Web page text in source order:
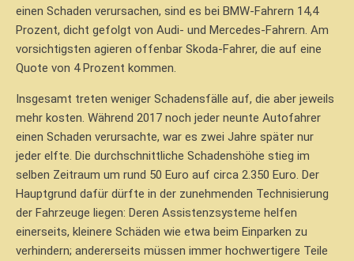
einen Schaden verursachen, sind es bei BMW-Fahrern 14,4
Prozent, dicht gefolgt von Audi- und Mercedes-Fahrern. Am
vorsichtigsten agieren offenbar Skoda-Fahrer, die auf eine
Quote von 4 Prozent kommen.
Insgesamt treten weniger Schadensfälle auf, die aber jeweils
mehr kosten. Während 2017 noch jeder neunte Autofahrer
einen Schaden verursachte, war es zwei Jahre später nur
jeder elfte. Die durchschnittliche Schadenshöhe stieg im
selben Zeitraum um rund 50 Euro auf circa 2.350 Euro. Der
Hauptgrund dafür dürfte in der zunehmenden Technisierung
der Fahrzeuge liegen: Deren Assistenzsysteme helfen
einerseits, kleinere Schäden wie etwa beim Einparken zu
verhindern; andererseits müssen immer hochwertigere Teile